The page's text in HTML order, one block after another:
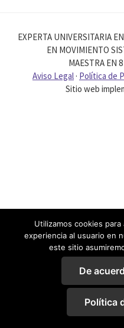
EXPERTA UNIVERSITARIA
EN MOVIMIENTO
MAESTRA EN
Aviso Legal · Política de
Sitio web
Utilizamos cookies
experiencia al usuario en
este sitio
De
Política